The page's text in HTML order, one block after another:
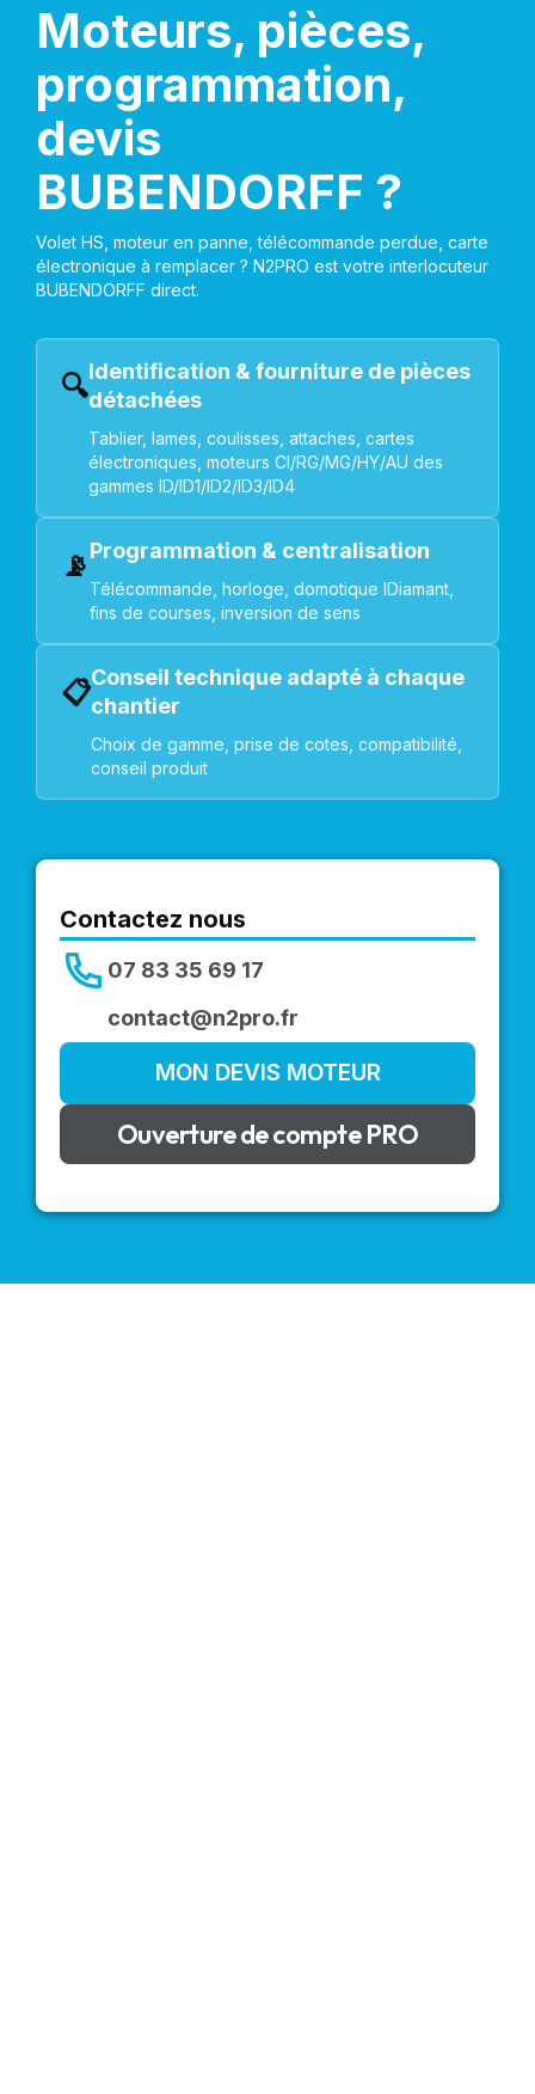
Moteurs, pièces,
programmation,
devis
BUBENDORFF ?
Volet HS, moteur en panne, télécommande perdue, carte
électronique à remplacer ? N2PRO est votre interlocuteur
BUBENDORFF direct.
🔍Identification & fourniture de pièces
détachées
Tablier, lames, coulisses, attaches, cartes
électroniques, moteurs CI/RG/MG/HY/AU des
gammes ID/ID1/ID2/ID3/ID4
📡Programmation & centralisation
Télécommande, horloge, domotique IDiamant,
fins de courses, inversion de sens
📋Conseil technique adapté à chaque
chantier
Choix de gamme, prise de cotes, compatibilité,
conseil produit
Contactez nous
07 83 35 69 17
contact@n2pro.fr
MON DEVIS MOTEUR
Ouverture de compte PRO